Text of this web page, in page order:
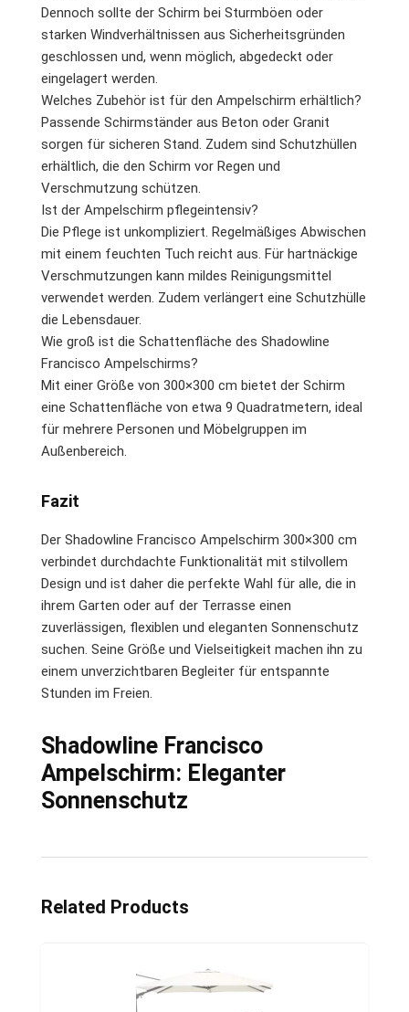
Dennoch sollte der Schirm bei Sturmböen oder
starken Windverhältnissen aus Sicherheitsgründen
geschlossen und, wenn möglich, abgedeckt oder
eingelagert werden.
Welches Zubehör ist für den Ampelschirm erhältlich?
Passende Schirmständer aus Beton oder Granit
sorgen für sicheren Stand. Zudem sind Schutzhüllen
erhältlich, die den Schirm vor Regen und
Verschmutzung schützen.
Ist der Ampelschirm pflegeintensiv?
Die Pflege ist unkompliziert. Regelmäßiges Abwischen
mit einem feuchten Tuch reicht aus. Für hartnäckige
Verschmutzungen kann mildes Reinigungsmittel
verwendet werden. Zudem verlängert eine Schutzhülle
die Lebensdauer.
Wie groß ist die Schattenfläche des Shadowline
Francisco Ampelschirms?
Mit einer Größe von 300×300 cm bietet der Schirm
eine Schattenfläche von etwa 9 Quadratmetern, ideal
für mehrere Personen und Möbelgruppen im
Außenbereich.
Fazit
Der Shadowline Francisco Ampelschirm 300×300 cm
verbindet durchdachte Funktionalität mit stilvollem
Design und ist daher die perfekte Wahl für alle, die in
ihrem Garten oder auf der Terrasse einen
zuverlässigen, flexiblen und eleganten Sonnenschutz
suchen. Seine Größe und Vielseitigkeit machen ihn zu
einem unverzichtbaren Begleiter für entspannte
Stunden im Freien.
Shadowline Francisco
Ampelschirm: Eleganter
Sonnenschutz
Related Products